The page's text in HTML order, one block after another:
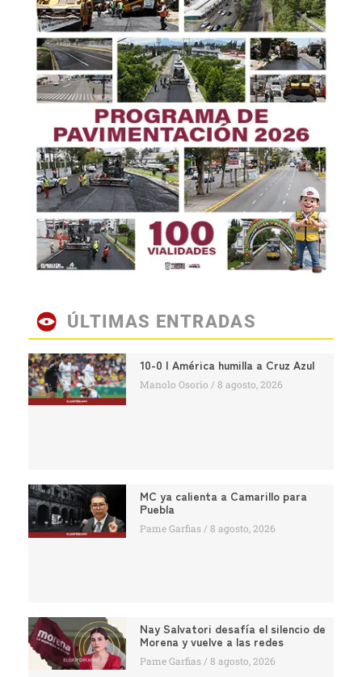
ÚLTIMAS ENTRADAS
10-0 | América humilla a Cruz Azul
Manolo Osorio 8 agosto, 2026
MC ya calienta a Camarillo para
Puebla
Pame Garfias 8 agosto, 2026
Nay Salvatori desafía el silencio de
Morena y vuelve a las redes
Pame Garfias 8 agosto, 2026